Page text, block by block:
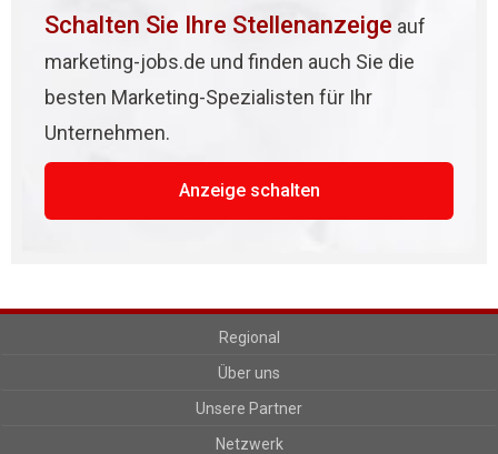
Schalten Sie Ihre Stellenanzeige auf
marketing-jobs.de und finden auch Sie die
besten Marketing-Spezialisten für Ihr
Unternehmen.
Anzeige schalten
Regional
Über uns
Unsere Partner
Netzwerk